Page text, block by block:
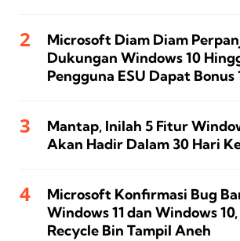
Microsoft Diam Diam
Dukungan Windows 10
Pengguna ESU Dapat Bonus
Mantap, Inilah 5 Fitur
Akan Hadir Dalam 30 Hari
Microsoft Konfirmasi Bug
Windows 11 dan Windows
Recycle Bin Tampil Aneh